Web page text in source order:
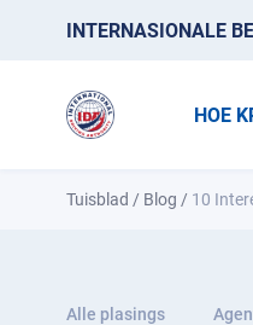
INTERNASIONALE
HOE
Tuisblad / Blog / 10
Alle plasings